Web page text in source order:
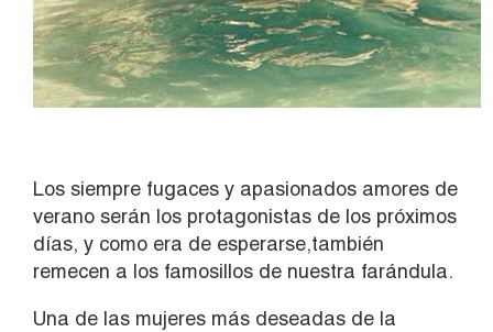
Los siempre fugaces y apasionados amores de
verano serán los protagonistas de los próximos
días, y como era de esperarse,también
remecen a los famosillos de nuestra farándula.
Una de las mujeres más deseadas de la